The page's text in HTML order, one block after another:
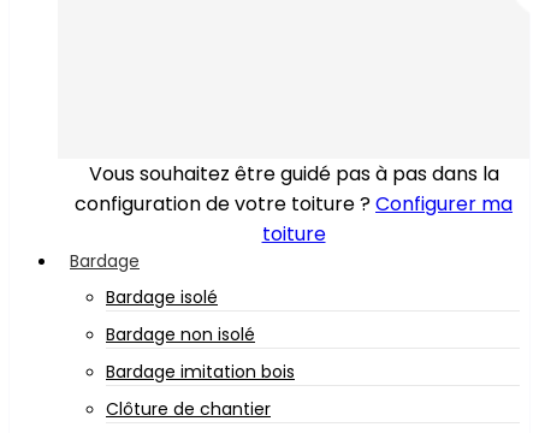
Vous souhaitez être guidé pas à pas dans la
configuration de votre toiture ?Configurer ma
toiture
Bardage
Bardage isolé
Bardage non isolé
Bardage imitation bois
Clôture de chantier